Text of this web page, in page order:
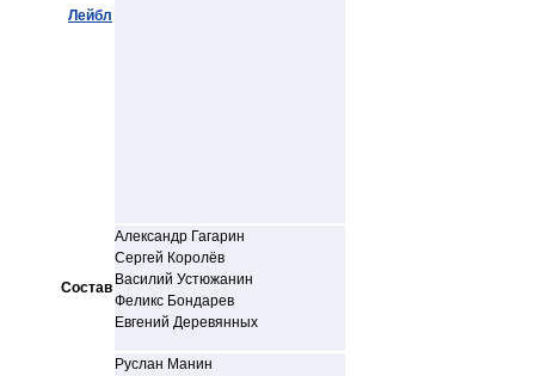
Лейбл
Состав
Александр Гагарин
Сергей Королёв
Василий Устюжанин
Феликс Бондарев
Евгений Деревянных
Руслан Манин